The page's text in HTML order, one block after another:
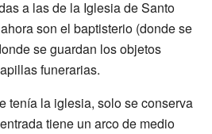
a las de la Iglesia de Santo
son el baptisterio (donde se
se guardan los objetos
funerarias.
tenía la iglesia, solo se conserva
tiene un arco de medio